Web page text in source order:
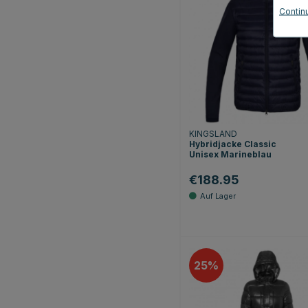
KINGSLAND
Hybridjacke Classic
Unisex Marineblau
€188.95
25